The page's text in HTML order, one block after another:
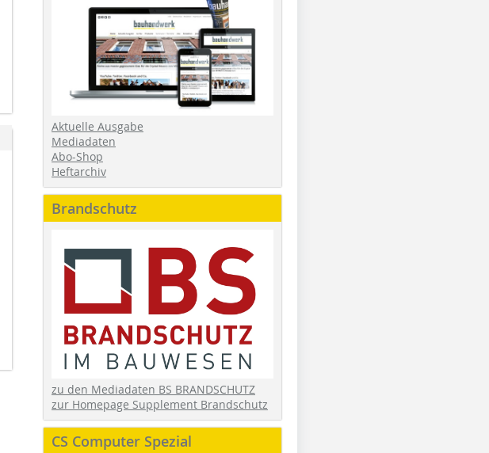
Aktuelle Ausgabe
Mediadaten
Abo-Shop
Heftarchiv
Brandschutz
zu den Mediadaten BS BRANDSCHUTZ
zur Homepage Supplement Brandschutz
CS Computer Spezial